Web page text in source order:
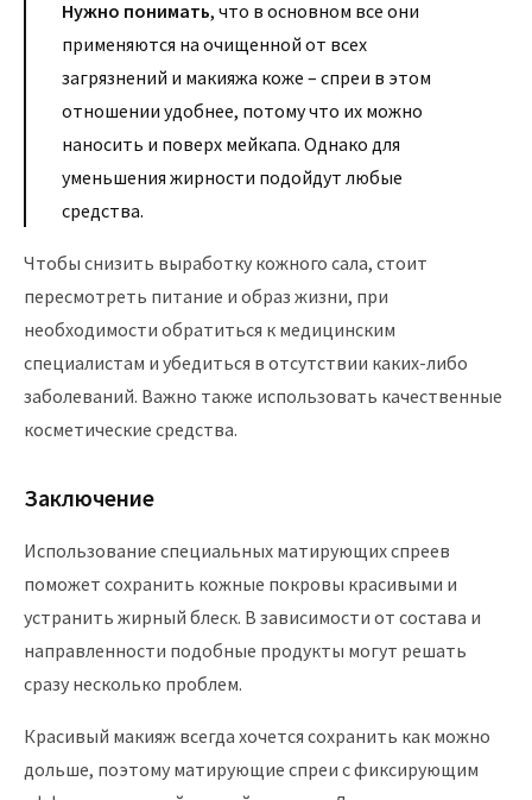
Нужно понимать, что в основном все они
применяются на очищенной от всех
загрязнений и макияжа коже – спреи в этом
отношении удобнее, потому что их можно
наносить и поверх мейкапа. Однако для
уменьшения жирности подойдут любые
средства.
Чтобы снизить выработку кожного сала, стоит
пересмотреть питание и образ жизни, при
необходимости обратиться к медицинским
специалистам и убедиться в отсутствии каких-либо
заболеваний. Важно также использовать качественные
косметические средства.
Заключение
Использование специальных матирующих спреев
поможет сохранить кожные покровы красивыми и
устранить жирный блеск. В зависимости от состава и
направленности подобные продукты могут решать
сразу несколько проблем.
Красивый макияж всегда хочется сохранить как можно
дольше, поэтому матирующие спреи с фиксирующим